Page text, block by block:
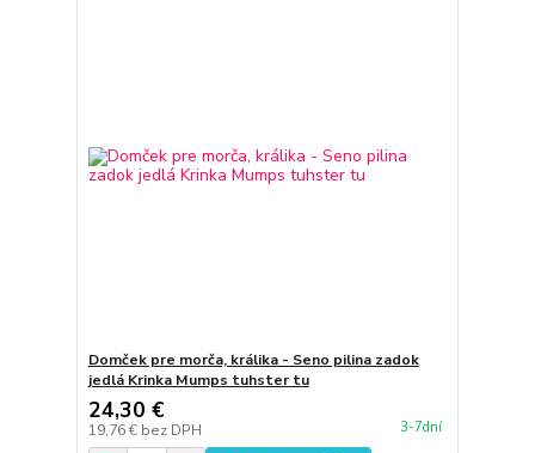
Domček pre morča, králika - Seno pilina zadok
jedlá Krinka Mumps tuhster tu
24,30 €
19,76 € bez DPH 3-7dní